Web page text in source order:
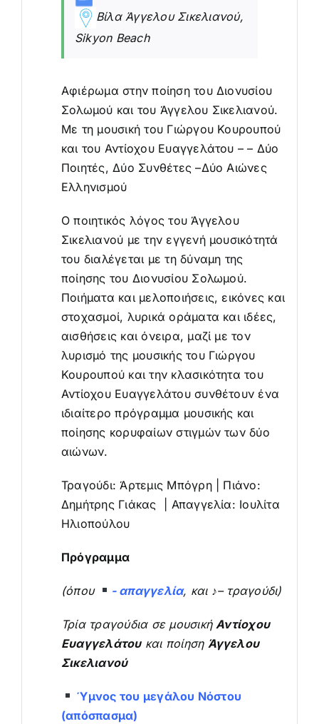
Βίλα Άγγελου Σικελιανού,
Sikyon Beach
Αφιέρωμα στην ποίηση του Διονυσίου
Σολωμού και του Άγγελου Σικελιανού.
Με τη μουσική του Γιώργου Κουρουπού
και του Αντίοχου Ευαγγελάτου – – Δύο
Ποιητές, Δύο Συνθέτες –Δύο Αιώνες
Ελληνισμού
Ο ποιητικός λόγος του Άγγελου
Σικελιανού με την εγγενή μουσικότητά
του διαλέγεται με τη δύναμη της
ποίησης του Διονυσίου Σολωμού.
Ποιήματα και μελοποιήσεις, εικόνες και
στοχασμοί, λυρικά οράματα και ιδέες,
αισθήσεις και όνειρα, μαζί με τον
λυρισμό της μουσικής του Γιώργου
Κουρουπού και την κλασικότητα του
Αντίοχου Ευαγγελάτου συνθέτουν ένα
ιδιαίτερο πρόγραμμα μουσικής και
ποίησης κορυφαίων στιγμών των δύο
αιώνων.
Τραγούδι: Άρτεμις Μπόγρη | Πιάνο:
Δημήτρης Γιάκας | Απαγγελία: Ιουλίτα
Ηλιοπούλου
Πρόγραμμα
(όπου - απαγγελία, και ♪– τραγούδι)
Τρία τραγούδια σε μουσική Αντίοχου
Ευαγγελάτουκαι ποίηση Άγγελου
Σικελιανού
Ύμνος του μεγάλου Νόστου
(απόσπασμα)